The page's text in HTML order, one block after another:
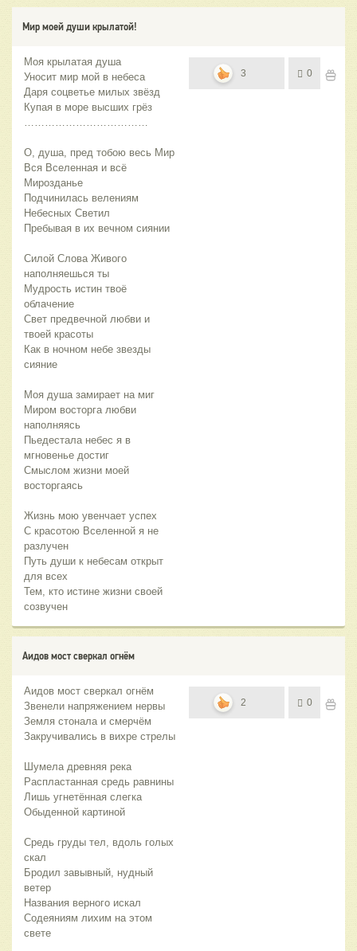
Мир моей души крылатой!
Моя крылатая душа
Уносит мир мой в небеса
Даря соцветье милых звёзд
Купая в море высших грёз
О, душа, пред тобою весь Мир
Вся Вселенная и всё
Мирозданье
Подчинилась велениям
Небесных Светил
Пребывая в их вечном сиянии
Силой Слова Живого
наполняешься ты
Мудрость истин твоё
облачение
Свет предвечной любви и
твоей красоты
Как в ночном небе звезды
сияние
Моя душа замирает на миг
Миром восторга любви
наполняясь
Пьедестала небес я в
мгновенье достиг
Смыслом жизни моей
восторгаясь
Жизнь мою увенчает успех
С красотою Вселенной я не
разлучен
Путь души к небесам открыт
для всех
Тем, кто истине жизни своей
созвучен
3 0
Аидов мост сверкал огнём
Аидов мост сверкал огнём
Звенели напряжением нервы
Земля стонала и смерчём
Закручивались в вихре стрелы
Шумела древняя река
Распластанная средь равнины
Лишь угнетённая слегка
Обыденной картиной
Средь груды тел, вдоль голых
скал
Бродил завывный, нудный
ветер
Названия верного искал
Содеяниям лихим на этом
свете
2 0